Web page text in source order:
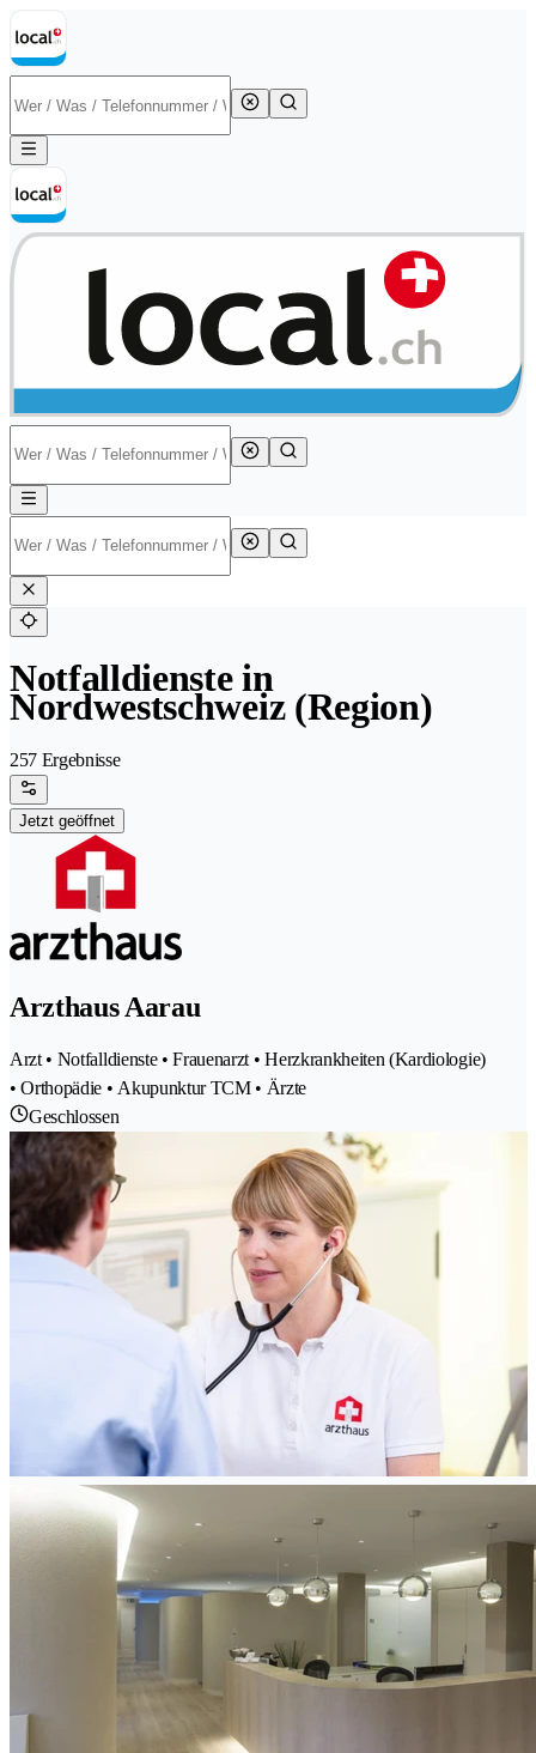
Notfalldienste in
Nordwestschweiz (Region)
257 Ergebnisse
Jetzt geöffnet
Arzthaus Aarau
Arzt • Notfalldienste • Frauenarzt • Herzkrankheiten (Kardiologie)
• Orthopädie • Akupunktur TCM • Ärzte
Geschlossen